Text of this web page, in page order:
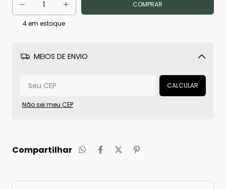
4em estoque
MEIOS DE ENVIO
Alterar CEP
CALCULAR
Não sei meu CEP
Compartilhar